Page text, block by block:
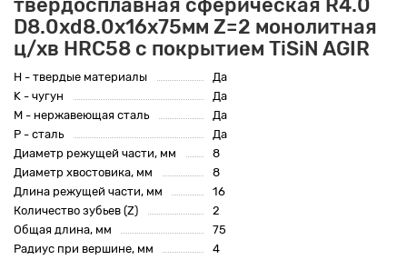
твердосплавная сферическая R4.0
D8.0xd8.0х16х75мм Z=2 монолитная
ц/хв HRC58 с покрытием TiSiN AGIR
H - твердые материалы
Да
K - чугун
Да
M - нержавеющая сталь
Да
P - сталь
Да
Диаметр режущей части, мм
8
Диаметр хвостовика, мм
8
Длина режущей части, мм
16
Количество зубьев (Z)
2
Общая длина, мм
75
Радиус при вершине, мм
4